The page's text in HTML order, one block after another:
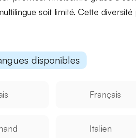
soit limité. Cette
disponibles
Français
Italien